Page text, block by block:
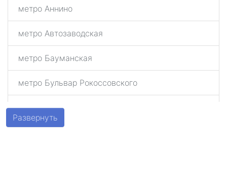
метро Аннино
метро Автозаводская
метро Бауманская
метро Бульвар Рокоссовского
метро Беговая
Развернуть